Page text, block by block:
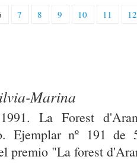
7 8 9 10 11
12
Marina
La Forest
Ejemplar nº 191 de
premio "La forest